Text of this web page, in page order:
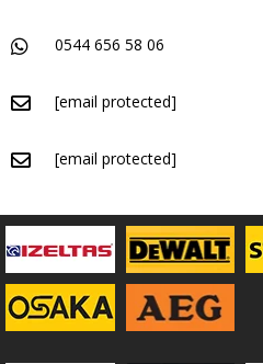
0544 656 58 06
[email protected]
[email protected]